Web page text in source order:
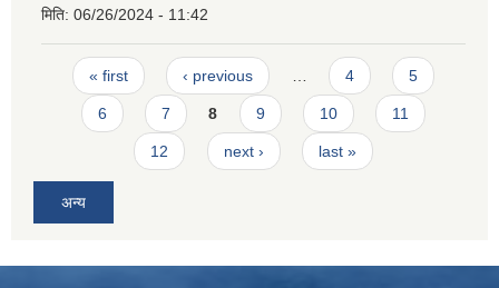
मिति: 06/26/2024 - 11:42
Pages
« first ‹ previous 4 5
6 7 8 9 10 11
12 next › last »
अन्य